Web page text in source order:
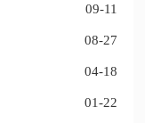
09-11
08-27
04-18
01-22